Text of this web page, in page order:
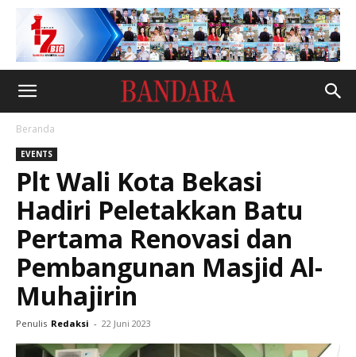
Beranda
EVENTS
Plt Wali Kota Bekasi
Hadiri Peletakkan Batu
Pertama Renovasi dan
Pembangunan Masjid Al-
Muhajirin
Penulis Redaksi - 22 Juni 2023